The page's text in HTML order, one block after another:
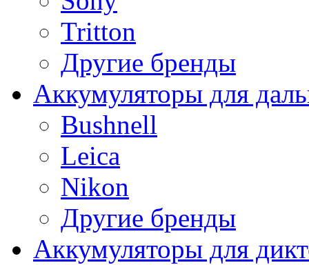
Tritton
Другие бренды
Аккумуляторы для
Bushnell
Leica
Nikon
Другие бренды
Аккумуляторы для